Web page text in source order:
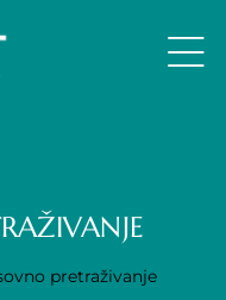
pretraživanje